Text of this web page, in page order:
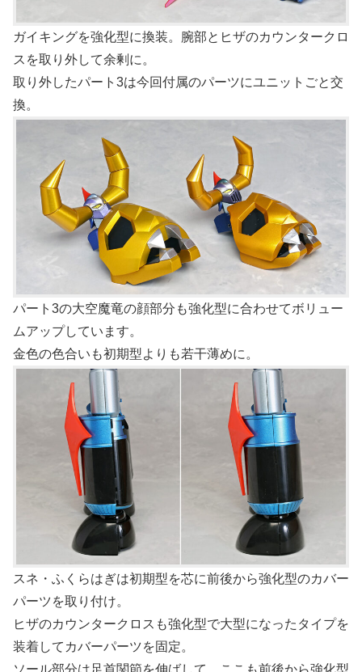
ガイキングを強化型に換装。腕部とヒザのカウンタークロ
スを取り外して余剰に。
取り外したパート3は今回付属のパーツにユニットごと交
換。
パート3の大空魔竜の顔部分も強化型に合わせてボリュー
ムアップしています。
金色の色合いも初期型よりも若干薄めに。
スネ・ふくらはぎは初期型を芯に前後から強化型のカバー
パーツを取り付け。
ヒザのカウンタークロスも強化型で大型になったタイプを
装着してカバーパーツを固定。